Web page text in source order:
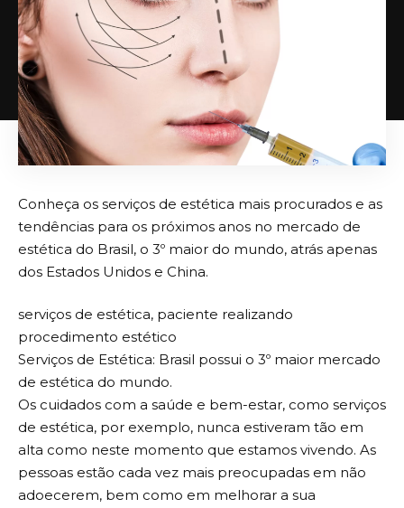
Conheça os serviços de estética mais procurados e as
tendências para os próximos anos no mercado de
estética do Brasil, o 3º maior do mundo, atrás apenas
dos Estados Unidos e China.
serviços de estética, paciente realizando
procedimento estético
Serviços de Estética: Brasil possui o 3º maior mercado
de estética do mundo.
Os cuidados com a saúde e bem-estar, como serviços
de estética, por exemplo, nunca estiveram tão em
alta como neste momento que estamos vivendo. As
pessoas estão cada vez mais preocupadas em não
adoecerem, bem como em melhorar a sua